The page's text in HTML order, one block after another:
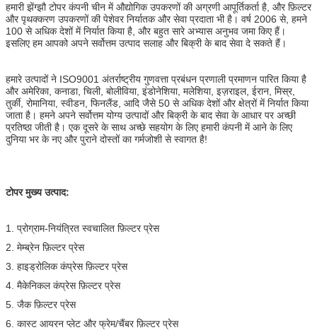
हमारी झेंग्झौ टोपर कंपनी चीन में औद्योगिक उपकरणों की अग्रणी आपूर्तिकर्ता है, और फ़िल्टर
और पृथक्करण उपकरणों की पेशेवर निर्यातक और सेवा प्रदाता भी है। वर्ष 2006 से, हमने
100 से अधिक देशों में निर्यात किया है, और बहुत सारे अभ्यास अनुभव जमा किए हैं।
इसलिए हम आपको अपने सर्वोत्तम उत्पाद सलाह और बिक्री के बाद सेवा दे सकते हैं।
हमारे उत्पादों ने ISO9001 अंतर्राष्ट्रीय गुणवत्ता प्रबंधन प्रणाली प्रमाणन पारित किया है
और अमेरिका, कनाडा, चिली, बोलीविया, इंडोनेशिया, मलेशिया, इज़राइल, ईरान, मिस्र,
तुर्की, रोमानिया, स्वीडन, फिनलैंड, आदि जैसे 50 से अधिक देशों और क्षेत्रों में निर्यात किया
जाता है। हमने अपने सर्वोत्तम योग्य उत्पादों और बिक्री के बाद सेवा के आधार पर अच्छी
प्रतिष्ठा जीती है। एक दूसरे के साथ अच्छे सहयोग के लिए हमारी कंपनी में आने के लिए
दुनिया भर के नए और पुराने दोस्तों का गर्मजोशी से स्वागत है!
टोपर मुख्य उत्पाद:
1. प्रोग्राम-नियंत्रित स्वचालित फ़िल्टर प्रेस
2. मेम्ब्रेन फ़िल्टर प्रेस
3. हाइड्रोलिक कंप्रेस फ़िल्टर प्रेस
4. मैकेनिकल कंप्रेस फ़िल्टर प्रेस
5. जैक फ़िल्टर प्रेस
6. कास्ट आयरन प्लेट और फ्रेम/चैंबर फ़िल्टर प्रेस